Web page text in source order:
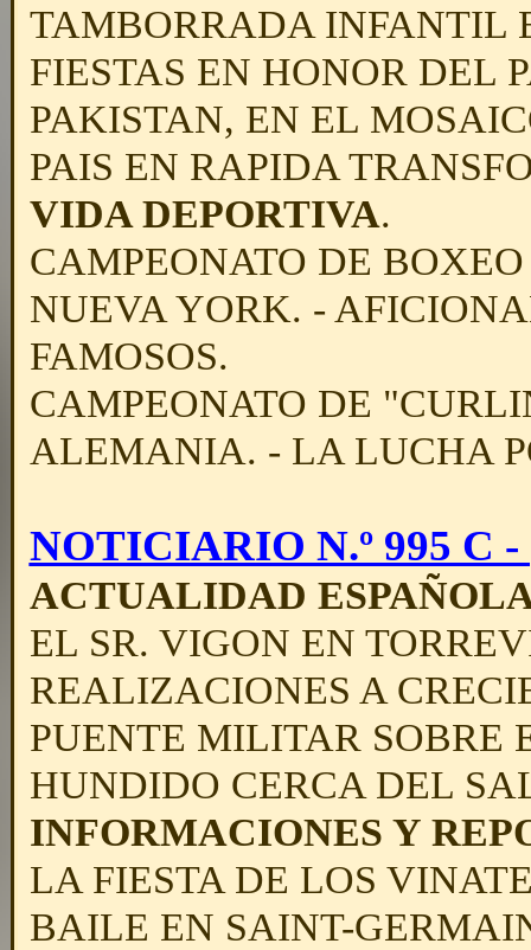
TAMBORRADA INFANTIL
FIESTAS EN HONOR DEL
PAKISTAN, EN EL
PAIS EN RAPIDA
VIDA DEPORTIVA.
CAMPEONATO DE
NUEVA YORK. -
FAMOSOS.
CAMPEONATO DE
ALEMANIA. - LA LUCHA
NOTICIARIO N.º 995 C -
ACTUALIDAD
EL SR. VIGON EN
REALIZACIONES A
PUENTE MILITAR SOBRE
HUNDIDO CERCA DEL
INFORMACIONES Y
LA FIESTA DE LOS
BAILE EN SAINT-